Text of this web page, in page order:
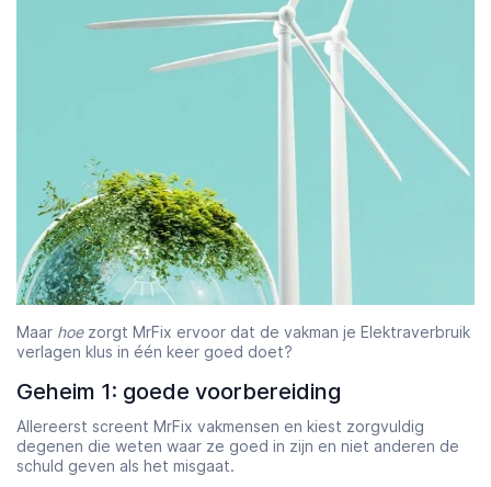
Maar hoezorgt MrFix ervoor dat de vakman je Elektraverbruik
verlagen klus in één keer goed doet?
Geheim 1: goede voorbereiding
Allereerst screent MrFix vakmensen en kiest zorgvuldig
degenen die weten waar ze goed in zijn en niet anderen de
schuld geven als het misgaat.